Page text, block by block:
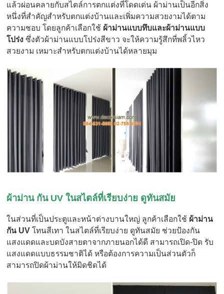
แล้วผ่อนคลายกับสไตล์การตกแต่งที่โดดเด่น ผ้าม่านเป็นอีกสิ่ง
หนึ่งที่สำคัญสำหรับตกแต่งบ้านและเพิ่มความสวยงามได้ตาม
ความชอบ โดยลูกค้าเลือกใช้ ผ้าม่านแบบทึบและผ้าม่านแบบ
โปร่ง ซึ่งตัวผ้าม่านแบบโปร่งสีขาว จะให้ความรู้สึกที่พลิ้วไหว
สวยงาม เหมาะสำหรับตกแต่งบ้านได้หลายมุม
ผ้าม่าน กัน UV ในสไตล์ที่เรียบง่าย ดูทันสมัย
ในส่วนที่เป็นประตูและหน้าต่างบานใหญ่ ลูกค้าเลือกใช้ ผ้าม่าน
กัน UV โทนสีเทา ในสไตล์ที่เรียบง่าย ดูทันสมัย ช่วยป้องกัน
แสงแดดและบดบังสายตาจากภายนอกได้ดี สามารถเปิด-ปิด รับ
แสงแดดแบบธรรมชาติได้ หรือต้องการความเป็นส่วนตัวก็
สามารถปิดผ้าม่านให้มิดชิดได้